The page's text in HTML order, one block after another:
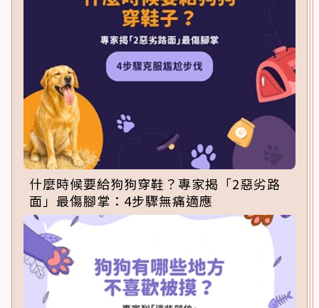
什麼時候要給狗狗穿鞋？專家揭「2惡劣路
面」最傷腳掌：4步驟無痛適應